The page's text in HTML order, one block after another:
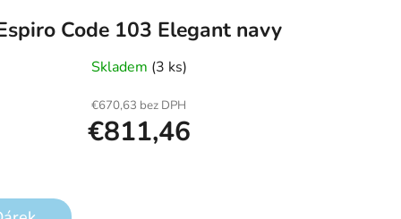
Code 103 Elegant navy
Skladem (3 ks)
€670,63 bez DPH
€811,46